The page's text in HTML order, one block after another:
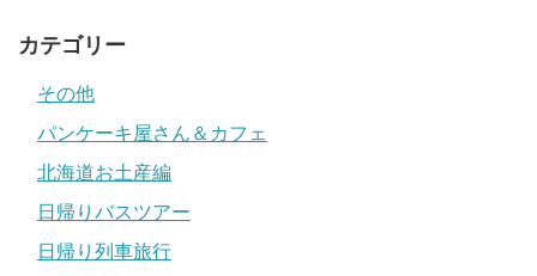
カテゴリー
その他
パンケーキ屋さん＆カフェ
北海道お土産編
日帰りバスツアー
日帰り列車旅行